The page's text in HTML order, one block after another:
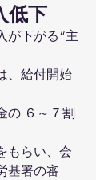
低下
が下がる“主
、給付開始
の ６～７割
もらい、会
基署の審